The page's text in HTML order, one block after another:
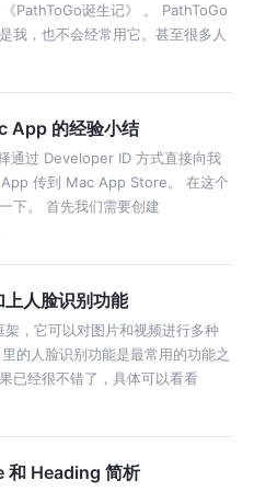
PathToGo诞生记》 。 PathToGo
我，也不会经常用它。甚至很多人
收获了一部分用户，甚至还…
App 的经验小结
通过 Developer ID 方式直接向我
传到 Mac App Store。 在这个
下。 首先我们需要创建
以…
人脸识别功能
，它可以对图片和视频进行多种
的人脸识别功能是最常用的功能之
已经很不错了，具体可以看看
Sessio…
和 Heading 简析